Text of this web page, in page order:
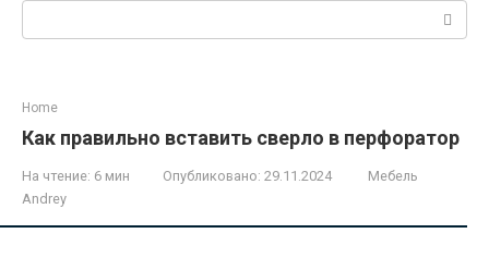
Home
Как правильно вставить сверло в перфоратор
На чтение: 6 мин Опубликовано: 29.11.2024
Мебель
Andrey